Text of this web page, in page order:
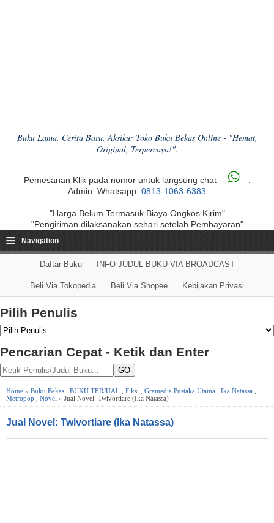
Buku Lama, Cerita Baru. Aksiku: Toko Buku Bekas Online - "Hemat,
Original, Terpercaya!".
Pemesanan Klik pada nomor untuk langsung chat
:
Admin: Whatsapp: 0813-1063-6383
"Harga Belum Termasuk Biaya Ongkos Kirim"
"Pengiriman dilaksanakan sehari setelah Pembayaran"
≡ Navigation
Daftar Buku INFO JUDUL BUKU VIA BROADCAST
Beli Via Tokopedia Beli Via Shopee Kebijakan Privasi
Pilih Penulis
Pencarian Cepat - Ketik dan Enter
GO
Home » Buku Bekas BUKU TERJUAL Fiksi Gramedia Pustaka Utama Ika Natassa
Metropop
Novel » Jual Novel: Twivortiare (Ika Natassa)
Jual Novel: Twivortiare (Ika Natassa)